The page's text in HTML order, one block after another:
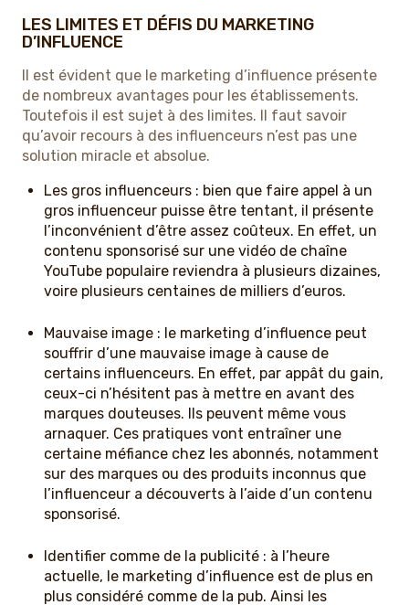
LES LIMITES ET DÉFIS DU MARKETING
D’INFLUENCE
Il est évident que le marketing d’influence présente
de nombreux avantages pour les établissements.
Toutefois il est sujet à des limites. Il faut savoir
qu’avoir recours à des influenceurs n’est pas une
solution miracle et absolue.
Les gros influenceurs : bien que faire appel à un
gros influenceur puisse être tentant, il présente
l’inconvénient d’être assez coûteux. En effet, un
contenu sponsorisé sur une vidéo de chaîne
YouTube populaire reviendra à plusieurs dizaines,
voire plusieurs centaines de milliers d’euros.
Mauvaise image : le marketing d’influence peut
souffrir d’une mauvaise image à cause de
certains influenceurs. En effet, par appât du gain,
ceux-ci n’hésitent pas à mettre en avant des
marques douteuses. Ils peuvent même vous
arnaquer. Ces pratiques vont entraîner une
certaine méfiance chez les abonnés, notamment
sur des marques ou des produits inconnus que
l’influenceur a découverts à l’aide d’un contenu
sponsorisé.
Identifier comme de la publicité : à l’heure
actuelle, le marketing d’influence est de plus en
plus considéré comme de la pub. Ainsi les